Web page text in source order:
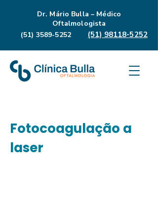
Dr. Mário Bulla – Médico
Oftalmologista
(51) 3589-5252
(51) 98118-5252
Fotocoagulação a
laser